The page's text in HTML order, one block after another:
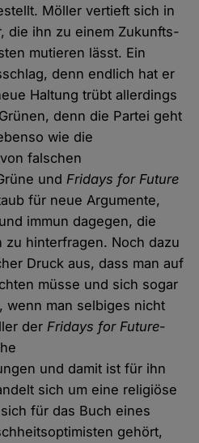
Möller vertieft sich in
die ihn zu einem Zukunfts-
mutieren lässt. Ein
denn endlich hat er
Haltung trübt allerdings
denn die Partei geht
wie die
falschen
und Fridays for Future
für neue Argumente,
immun dagegen, die
hinterfragen. Noch dazu
Druck aus, dass man auf
müsse und sich sogar
wenn man selbiges nicht
der Fridays for Future-
und damit ist für ihn
sich um eine religiöse
für das Buch eines
gehört,